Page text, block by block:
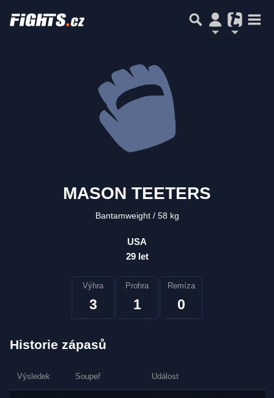
MASON TEETERS
Bantamweight 58 kg
USA
29 let
Výhra
3
Prohra
1
Remíza
0
Historie zápasů
Výsledek Soupeř Událost